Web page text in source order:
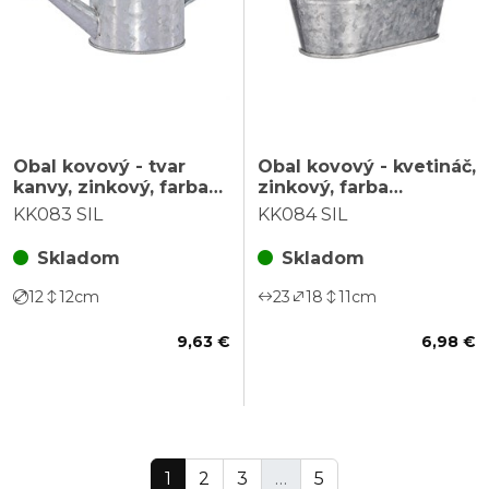
Obal kovový - tvar
kanvy, zinkový, farba
strieborná
KK083 SIL
Skladom
12 12cm
9,63 €
Obal kovový - kvetináč,
zinkový, farba
strieborná
KK084 SIL
Skladom
23 18 11cm
6,98 €
1 2 3 … 5